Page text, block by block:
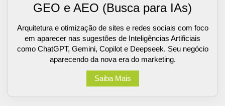
GEO e AEO (Busca para IAs)
Arquitetura e otimização de sites e redes sociais com foco
em aparecer nas sugestões de Inteligências Artificiais
como ChatGPT, Gemini, Copilot e Deepseek. Seu negócio
aparecendo da nova era do marketing.
Saiba Mais